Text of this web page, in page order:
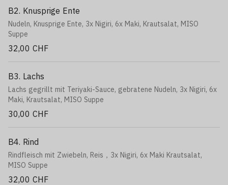
B2. Knusprige Ente
Nudeln, Knusprige Ente, 3x Nigiri, 6x Maki, Krautsalat, MISO
Suppe
32,00 CHF
B3. Lachs
Lachs gegrillt mit Teriyaki-Sauce, gebratene Nudeln, 3x Nigiri, 6x
Maki, Krautsalat, MISO Suppe
30,00 CHF
B4. Rind
Rindfleisch mit Zwiebeln, Reis，3x Nigiri, 6x Maki Krautsalat,
MISO Suppe
32,00 CHF